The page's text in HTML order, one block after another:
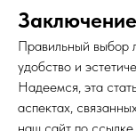
Заключение
Правильный выбор
удобство и
Надеемся, эта
аспектах,